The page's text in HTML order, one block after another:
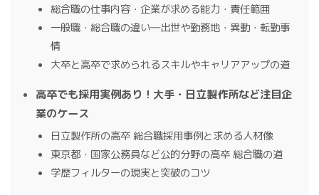
総合職の仕事内容・企業が求める能力・責任範囲
一般職・総合職の違い―出世や勤務地・異動・転勤事
情
大卒と高卒で求められるスキルやキャリアアップの道
高卒でも採用実例あり！大手・日立製作所など注目企
業のケース
日立製作所の高卒 総合職採用事例と求める人材像
東京都・国家公務員など公的分野の高卒 総合職の道
学歴フィルターの現実と突破のコツ